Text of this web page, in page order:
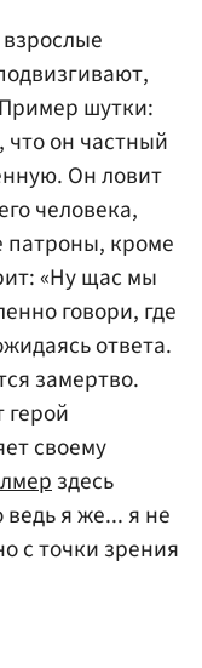
шутки:
он частный
Он ловит
человека,
патроны, кроме
«Ну щас мы
говори, где
ответа.
замертво.
своему
здесь
я же... я не
с точки зрения